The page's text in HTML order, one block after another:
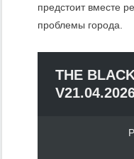
предстоит вместе
проблемы города.
THE